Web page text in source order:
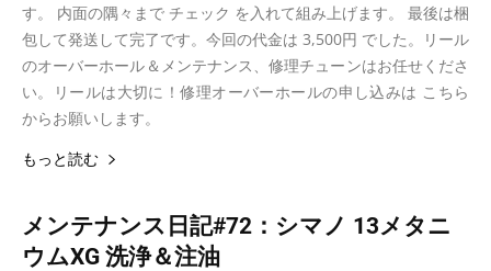
す。 内面の隅々まで チェック を入れて組み上げます。 最後は梱
包して発送して完了です。今回の代金は 3,500円 でした。リール
のオーバーホール＆メンテナンス、修理チューンはお任せくださ
い。リールは大切に！修理オーバーホールの申し込みは こちら
からお願いします。
もっと読む
メンテナンス日記#72：シマノ 13メタニ
ウムXG 洗浄＆注油